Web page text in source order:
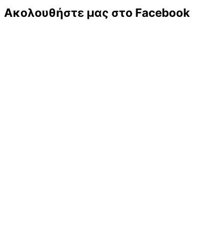
Ακολουθήστε μας στο Facebook